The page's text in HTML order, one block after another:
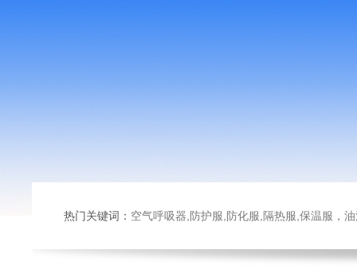
热门关键词： 空气呼吸器,防护服,防化服,隔热服,保温服，